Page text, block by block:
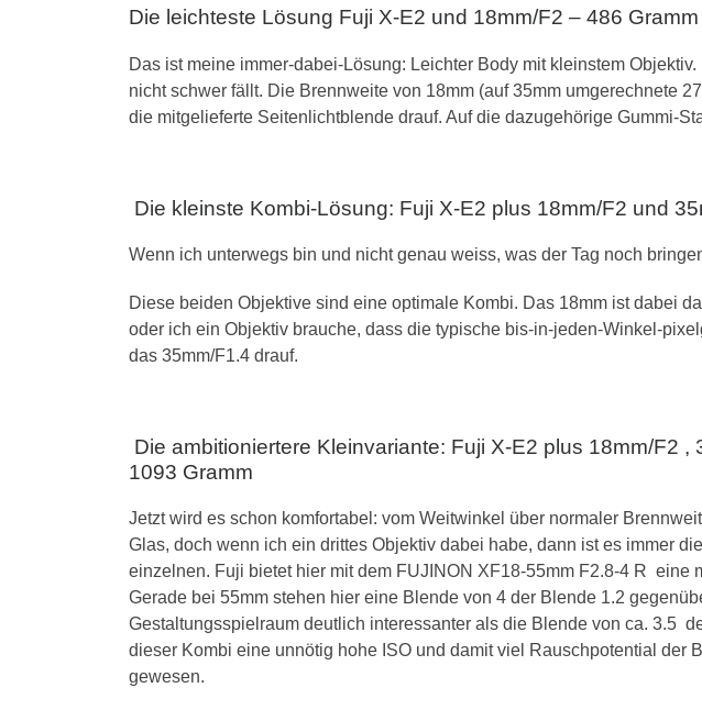
Die leichteste Lösung Fuji X-E2 und 18mm/F2 – 486 Gramm
Das ist meine immer-dabei-Lösung: Leichter Body mit kleinstem
nicht schwer fällt. Die Brennweite von 18mm (auf 35mm umgerechnete
die mitgelieferte Seitenlichtblende drauf. Auf die dazugehörige Gummi-
Die kleinste Kombi-Lösung: Fuji X-E2 plus 18mm/F2 und
Wenn ich unterwegs bin und nicht genau weiss, was der Tag noch
Diese beiden Objektive sind eine optimale Kombi. Das 18mm ist dabei
oder ich ein Objektiv brauche, dass die typische bis-in-jeden-Winkel-
das 35mm/F1.4 drauf.
Die ambitioniertere Kleinvariante: Fuji X-E2 plus 18mm/F2
1093 Gramm
Jetzt wird es schon komfortabel: vom Weitwinkel über normaler
Glas, doch wenn ich ein drittes Objektiv dabei habe, dann ist es immer
einzelnen. Fuji bietet hier mit dem FUJINON XF18-55mm F2.8-4 R eine
Gerade bei 55mm stehen hier eine Blende von 4 der Blende 1.2
Gestaltungsspielraum deutlich interessanter als die Blende von ca. 3.5
dieser Kombi eine unnötig hohe ISO und damit viel Rauschpotential
gewesen.